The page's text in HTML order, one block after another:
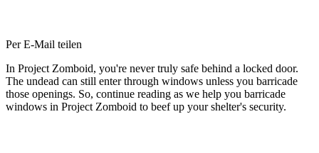
Per E-Mail teilen
In Project Zomboid, you're never truly safe behind a locked door.
The undead can still enter through windows unless you barricade
those openings. So, continue reading as we help you barricade
windows in Project Zomboid to beef up your shelter's security.